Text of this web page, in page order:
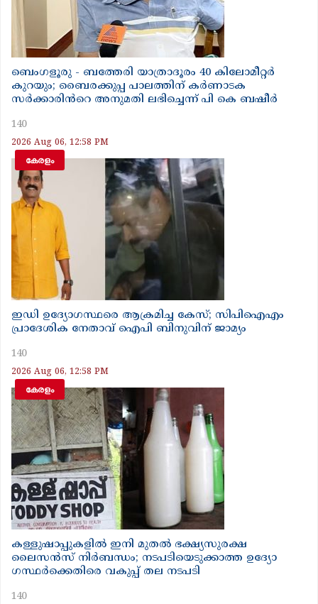
ബെംഗളൂരു - ബത്തേരി യാത്രാദൂരം 40 കിലോമീറ്റർ
കുറയും; ബൈരക്കുപ്പ പാലത്തിന് കർണാടക
സർക്കാരിൻറെ അനുമതി ലഭിച്ചെന്ന് പി കെ ബഷീർ
140
2026 Aug 06, 12:58 PM
കേരളം
ഇഡി ഉദ്യോഗസ്ഥരെ ആക്രമിച്ച കേസ്; സിപിഐഎം
പ്രാദേശിക നേതാവ് ഐപി ബിനുവിന് ജാമ്യം
140
2026 Aug 06, 12:58 PM
കേരളം
കള്ളുഷാപ്പുകളിൽ ഇനി മുതൽ ഭക്ഷ്യസുരക്ഷ
ലൈസൻസ് നിർബന്ധം; നടപടിയെടുക്കാത്ത ഉദ്യോ​
ഗസ്ഥർക്കെതിരെ വകുപ്പ് തല നടപടി
140